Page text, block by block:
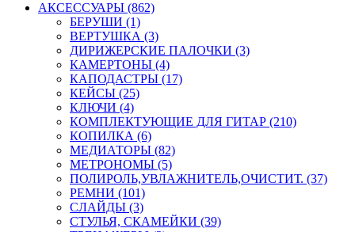
АКСЕССУАРЫ (862)
БЕРУШИ (1)
ВЕРТУШКА (3)
ДИРИЖЕРСКИЕ ПАЛОЧКИ (3)
КАМЕРТОНЫ (4)
КАПОДАСТРЫ (17)
КЕЙСЫ (25)
КЛЮЧИ (4)
КОМПЛЕКТУЮЩИЕ ДЛЯ ГИТАР (210)
КОПИЛКА (6)
МЕДИАТОРЫ (82)
МЕТРОНОМЫ (5)
ПОЛИРОЛЬ,УВЛАЖНИТЕЛЬ,ОЧИСТИТ. (37)
РЕМНИ (101)
СЛАЙДЫ (3)
СТУЛЬЯ, СКАМЕЙКИ (39)